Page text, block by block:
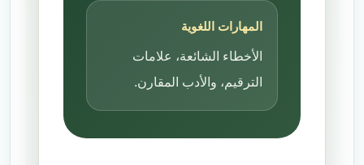
المهارات اللغوية
الأخطاء الشائعة، علامات
الترقيم، والأدب المقارن.